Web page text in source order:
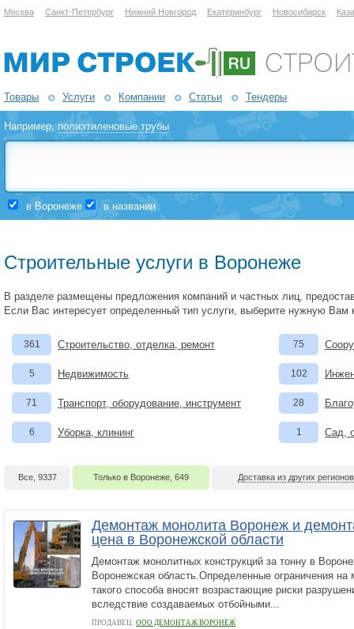
Москва Санкт-Петербург Нижний Новгород Екатеринбург Новосибирск
Товары Услуги Компании Статьи Тендеры
Например,полиэтиленовые трубы
в Воронеже в названии
Строительные услуги в Воронеже
В разделе размещены предложения компаний и частных лиц,
Если Вас интересует определенный тип услуги, выберите нужную Вам
361 Строительство, отделка, ремонт
5 Недвижимость
71 Транспорт, оборудование, инструмент
6 Уборка, клининг
75
102
28
1 Сад,
Все, 9337 Только в Воронеже, 649 Доставка из других
Демонтаж монолита Воронеж и
цена в Воронежской области
Демонтаж монолитных конструкций за тонну в
Воронежская область.Определенные ограничения на
такого способа вносят возрастающие риски
вследствие создаваемых отбойными...
ПРОДАВЕЦ: ООО ДЕМОНТАЖ ВОРОНЕЖ